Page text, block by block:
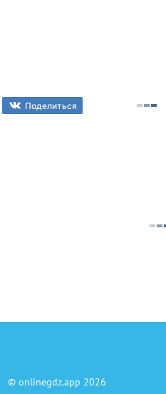
Поделиться
©onlinegdz.app 2026